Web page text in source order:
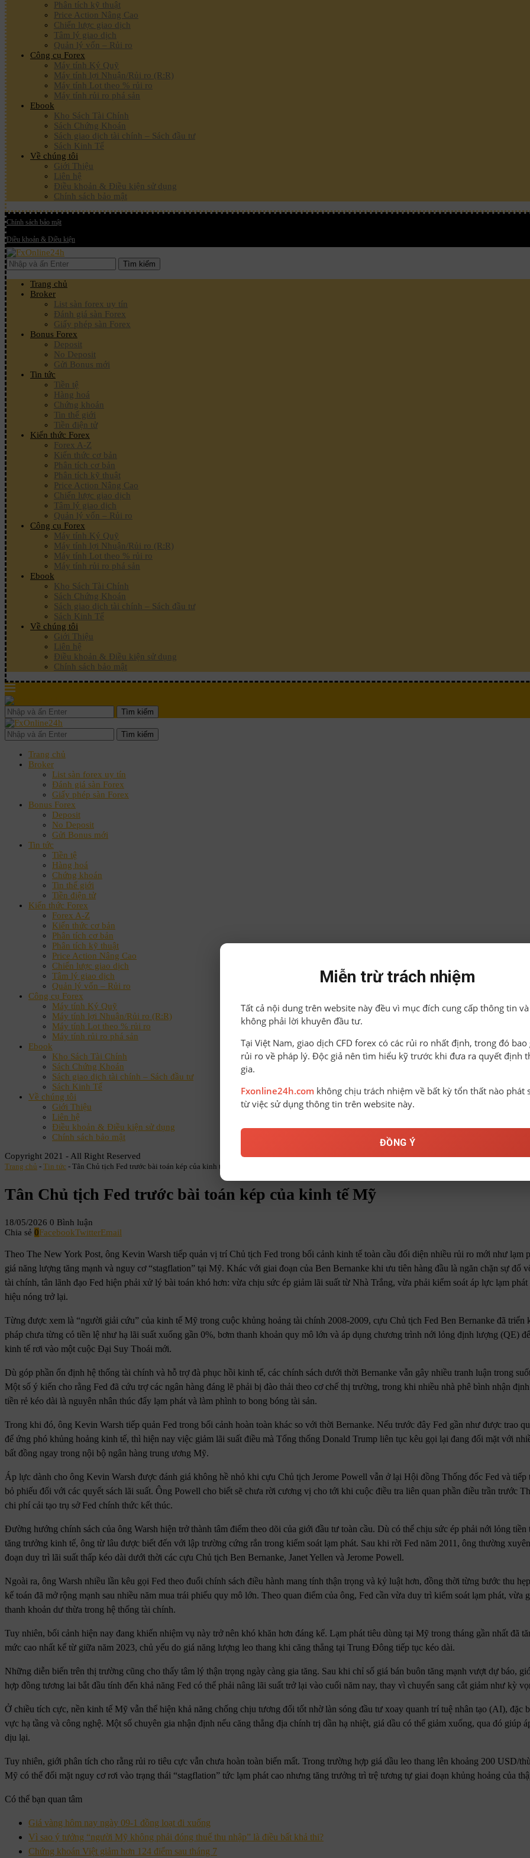
Phân tích kỹ thuật
Price Action Nâng Cao
Chiến lược giao dịch
Tâm lý giao dịch
Quản lý vốn – Rủi ro
Công cụ Forex
Máy tính Ký Quỹ
Máy tính lợi Nhuận/Rủi ro (R:R)
Máy tính Lot theo % rủi ro
Máy tính rủi ro phá sản
Ebook
Kho Sách Tài Chính
Sách Chứng Khoán
Sách giao dịch tài chính – Sách đầu tư
Sách Kinh Tế
Về chúng tôi
Giới Thiệu
Liên hệ
Điều khoản & Điều kiện sử dụng
Chính sách bảo mật
Chính sách bảo mật
Điều khoản & Điều kiện
Tìm kiếm
Trang chủ
Broker
List sàn forex uy tín
Đánh giá sàn Forex
Giấy phép sàn Forex
Bonus Forex
Deposit
No Deposit
Gửi Bonus mới
Tin tức
Tiền tệ
Hàng hoá
Chứng khoán
Tin thế giới
Tiền điện tử
Kiến thức Forex
Forex A-Z
Kiến thức cơ bản
Phân tích cơ bản
Phân tích kỹ thuật
Price Action Nâng Cao
Chiến lược giao dịch
Tâm lý giao dịch
Quản lý vốn – Rủi ro
Công cụ Forex
Máy tính Ký Quỹ
Máy tính lợi Nhuận/Rủi ro (R:R)
Máy tính Lot theo % rủi ro
Máy tính rủi ro phá sản
Ebook
Kho Sách Tài Chính
Sách Chứng Khoán
Sách giao dịch tài chính – Sách đầu tư
Sách Kinh Tế
Về chúng tôi
Giới Thiệu
Liên hệ
Điều khoản & Điều kiện sử dụng
Chính sách bảo mật
Tìm kiếm
Tìm kiếm
Trang chủ
Broker
List sàn forex uy tín
Đánh giá sàn Forex
Giấy phép sàn Forex
Bonus Forex
Deposit
No Deposit
Gửi Bonus mới
Tin tức
Tiền tệ
Hàng hoá
Chứng khoán
Tin thế giới
Tiền điện tử
Kiến thức Forex
Forex A-Z
Kiến thức cơ bản
Phân tích cơ bản
Phân tích kỹ thuật
Price Action Nâng Cao
Chiến lược giao dịch
Tâm lý giao dịch
Quản lý vốn – Rủi ro
Công cụ Forex
Máy tính Ký Quỹ
Máy tính lợi Nhuận/Rủi ro (R:R)
Máy tính Lot theo % rủi ro
Máy tính rủi ro phá sản
Ebook
Kho Sách Tài Chính
Sách Chứng Khoán
Sách giao dịch tài chính – Sách đầu tư
Sách Kinh Tế
Về chúng tôi
Giới Thiệu
Liên hệ
Điều khoản & Điều kiện sử dụng
Chính sách bảo mật
Copyright 2021 - All Right Reserved
Trang chủ - Tin tức - Tân Chủ tịch Fed trước bài toán kép của kinh tế Mỹ
Tân Chủ tịch Fed trước bài toán kép của kinh tế Mỹ
18/05/2026 0 Bình luận
Chia sẻ 0FacebookTwitterEmail
Theo The New York Post, ông Kevin Warsh tiếp quản vị trí Chủ tịch Fed trong bối cảnh kinh tế toàn cầu đối diện nhiều rủi ro mới như lạm
giá năng lượng tăng mạnh và nguy cơ “stagflation” tại Mỹ. Khác với giai đoạn của Ben Bernanke khi ưu tiên hàng đầu là ngăn chặn sự đổ
tài chính, tân lãnh đạo Fed hiện phải xử lý bài toán khó hơn: vừa chịu sức ép giảm lãi suất từ Nhà Trắng, vừa phải kiểm soát áp lực lạm phát
hiệu nóng trở lại.
Từng được xem là “người giải cứu” của kinh tế Mỹ trong cuộc khủng hoảng tài chính 2008-2009, cựu Chủ tịch Fed Ben Bernanke đã triển
pháp chưa từng có tiền lệ như hạ lãi suất xuống gần 0%, bơm thanh khoản quy mô lớn và áp dụng chương trình nới lỏng định lượng (QE)
kinh tế rơi vào một cuộc Đại Suy Thoái mới.
Dù góp phần ổn định hệ thống tài chính và hỗ trợ đà phục hồi kinh tế, các chính sách dưới thời Bernanke vẫn gây nhiều tranh luận trong
Một số ý kiến cho rằng Fed đã cứu trợ các ngân hàng đáng lẽ phải bị đào thải theo cơ chế thị trường, trong khi nhiều nhà phê bình nhận
tiền rẻ kéo dài là nguyên nhân thúc đẩy lạm phát và làm phình to bong bóng tài sản.
Trong khi đó, ông Kevin Warsh tiếp quản Fed trong bối cảnh hoàn toàn khác so với thời Bernanke. Nếu trước đây Fed gần như được trao
để ứng phó khủng hoảng kinh tế, thì hiện nay việc giảm lãi suất điều mà Tổng thống Donald Trump liên tục kêu gọi lại đang đối mặt với
bất đồng ngay trong nội bộ ngân hàng trung ương Mỹ.
Áp lực dành cho ông Kevin Warsh được đánh giá không hề nhỏ khi cựu Chủ tịch Jerome Powell vẫn ở lại Hội đồng Thống đốc Fed và tiếp
bỏ phiếu đối với các quyết sách lãi suất. Ông Powell cho biết sẽ chưa rời cương vị cho tới khi cuộc điều tra liên quan phần điều trần trước
chi phí cải tạo trụ sở Fed chính thức kết thúc.
Đường hướng chính sách của ông Warsh hiện trở thành tâm điểm theo dõi của giới đầu tư toàn cầu. Dù có thể chịu sức ép phải nới lỏng tiền
tăng trưởng kinh tế, ông từ lâu được biết đến với lập trường cứng rắn trong kiểm soát lạm phát. Sau khi rời Fed năm 2011, ông thường
đoạn duy trì lãi suất thấp kéo dài dưới thời các cựu Chủ tịch Ben Bernanke, Janet Yellen và Jerome Powell.
Ngoài ra, ông Warsh nhiều lần kêu gọi Fed theo đuổi chính sách điều hành mang tính thận trọng và kỷ luật hơn, đồng thời từng bước thu
kế toán đã mở rộng mạnh sau nhiều năm mua trái phiếu quy mô lớn. Theo quan điểm của ông, Fed cần vừa duy trì kiểm soát lạm phát, vừa
thanh khoản dư thừa trong hệ thống tài chính.
Tuy nhiên, bối cảnh hiện nay đang khiến nhiệm vụ này trở nên khó khăn hơn đáng kể. Lạm phát tiêu dùng tại Mỹ trong tháng gần nhất đã
mức cao nhất kể từ giữa năm 2023, chủ yếu do giá năng lượng leo thang khi căng thẳng tại Trung Đông tiếp tục kéo dài.
Những diễn biến trên thị trường cũng cho thấy tâm lý thận trọng ngày càng gia tăng. Sau khi chỉ số giá bán buôn tăng mạnh vượt dự báo,
hợp đồng tương lai bắt đầu tính đến khả năng Fed có thể phải nâng lãi suất trở lại vào cuối năm nay, thay vì chuyển sang cắt giảm như kỳ
Ở chiều tích cực, nền kinh tế Mỹ vẫn thể hiện khả năng chống chịu tương đối tốt nhờ làn sóng đầu tư xoay quanh trí tuệ nhân tạo (AI), đặc
vực hạ tầng và công nghệ. Một số chuyên gia nhận định nếu căng thẳng địa chính trị dần hạ nhiệt, giá dầu có thể giảm xuống, qua đó giúp
dịu lại.
Tuy nhiên, giới phân tích cho rằng rủi ro tiêu cực vẫn chưa hoàn toàn biến mất. Trong trường hợp giá dầu leo thang lên khoảng 200 USD/
Mỹ có thể đối mặt nguy cơ rơi vào trạng thái “stagflation” tức lạm phát cao nhưng tăng trưởng trì trệ tương tự giai đoạn khủng hoảng của
Có thể bạn quan tâm
Giá vàng hôm nay ngày 09-1 đồng loạt đi xuống
Vì sao ý tưởng “người Mỹ không phải đóng thuế thu nhập” là điều bất khả thi?
Chứng khoán Việt giảm hơn 124 điểm sau tháng 7
Miễn trừ trách nhiệm
Tất cả nội dung trên website này đều vì mục đích cung cấp thông tin và
không phải lời khuyên đầu tư.
Tại Việt Nam, giao dịch CFD forex có các rủi ro nhất định, trong đó bao
rủi ro về pháp lý. Độc giả nên tìm hiểu kỹ trước khi đưa ra quyết định
gia.
Fxonline24h.com không chịu trách nhiệm về bất kỳ tổn thất nào phát
từ việc sử dụng thông tin trên website này.
ĐỒNG Ý